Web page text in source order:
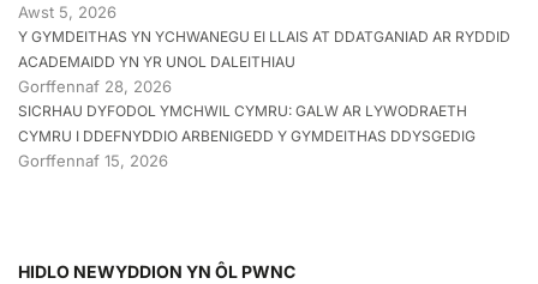
Awst 5, 2026
Y GYMDEITHAS YN YCHWANEGU EI LLAIS AT DDATGANIAD AR RYDDID
ACADEMAIDD YN YR UNOL DALEITHIAU
Gorffennaf 28, 2026
SICRHAU DYFODOL YMCHWIL CYMRU: GALW AR LYWODRAETH
CYMRU I DDEFNYDDIO ARBENIGEDD Y GYMDEITHAS DDYSGEDIG
Gorffennaf 15, 2026
HIDLO NEWYDDION YN ÔL PWNC